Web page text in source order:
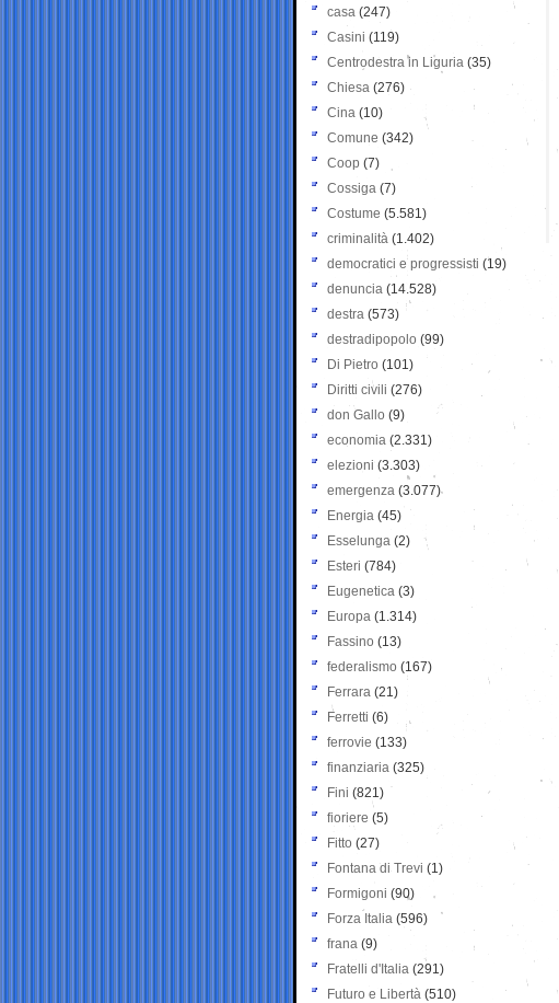
casa (247)
Casini (119)
Centrodestra in Liguria (35)
Chiesa (276)
Cina (10)
Comune (342)
Coop (7)
Cossiga (7)
Costume (5.581)
criminalità (1.402)
democratici e progressisti (19)
denuncia (14.528)
destra (573)
destradipopolo (99)
Di Pietro (101)
Diritti civili (276)
don Gallo (9)
economia (2.331)
elezioni (3.303)
emergenza (3.077)
Energia (45)
Esselunga (2)
Esteri (784)
Eugenetica (3)
Europa (1.314)
Fassino (13)
federalismo (167)
Ferrara (21)
Ferretti (6)
ferrovie (133)
finanziaria (325)
Fini (821)
fioriere (5)
Fitto (27)
Fontana di Trevi (1)
Formigoni (90)
Forza Italia (596)
frana (9)
Fratelli d'Italia (291)
Futuro e Libertà (510)